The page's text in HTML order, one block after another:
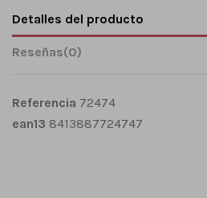
Detalles del producto
Reseñas(0)
Referencia 72474
ean13 8413887724747